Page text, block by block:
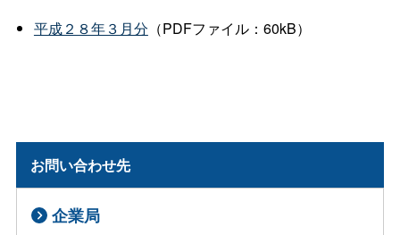
平成２８年３月分 （PDFファイル：60kB）
お問い合わせ先
企業局